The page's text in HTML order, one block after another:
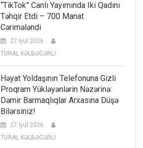
“TikTok” Canlı Yayımında Iki Qadını
Təhqir Etdi – 700 Manat
Cərimələndi
27 İyul 2026
TURAL KƏLBƏCƏRLİ
Həyat Yoldaşının Telefonuna Gizli
Proqram Yükləyənlərin Nəzərinə:
Dəmir Barmaqlıqlar Arxasına Düşə
Bilərsiniz!
27 İyul 2026
TURAL KƏLBƏCƏRLİ